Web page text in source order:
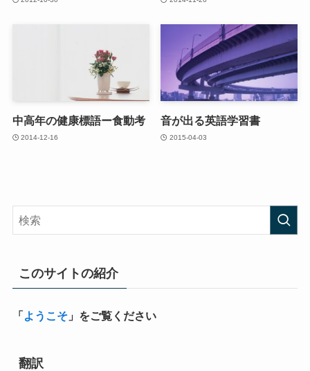
中高年の健康標語ー食動考
2014-12-16
音が出る英語学習書
2015-04-03
このサイトの紹介
「 ようこそ」をご覧ください
翻訳